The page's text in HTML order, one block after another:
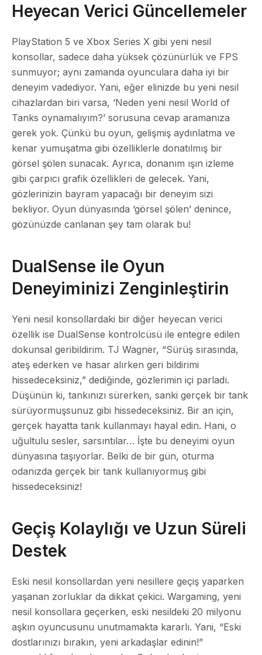
Heyecan Verici Güncellemeler
PlayStation 5 ve Xbox Series X gibi yeni nesil
konsollar, sadece daha yüksek çözünürlük ve FPS
sunmuyor; aynı zamanda oyunculara daha iyi bir
deneyim vadediyor. Yani, eğer elinizde bu yeni nesil
cihazlardan biri varsa, ‘Neden yeni nesil World of
Tanks oynamalıyım?’ sorusuna cevap aramanıza
gerek yok. Çünkü bu oyun, gelişmiş aydınlatma ve
kenar yumuşatma gibi özelliklerle donatılmış bir
görsel şölen sunacak. Ayrıca, donanım ışın izleme
gibi çarpıcı grafik özellikleri de gelecek. Yani,
gözlerinizin bayram yapacağı bir deneyim sizi
bekliyor. Oyun dünyasında ‘görsel şölen’ denince,
gözünüzde canlanan şey tam olarak bu!
DualSense ile Oyun
Deneyiminizi Zenginleştirin
Yeni nesil konsollardaki bir diğer heyecan verici
özellik ise DualSense kontrolcüsü ile entegre edilen
dokunsal geribildirim. TJ Wagner, “Sürüş sırasında,
ateş ederken ve hasar alırken geri bildirimi
hissedeceksiniz,” dediğinde, gözlerimin içi parladı.
Düşünün ki, tankınızı sürerken, sanki gerçek bir tank
sürüyormuşsunuz gibi hissedeceksiniz. Bir an için,
gerçek hayatta tank kullanmayı hayal edin. Hani, o
uğultulu sesler, sarsıntılar… İşte bu deneyimi oyun
dünyasına taşıyorlar. Belki de bir gün, oturma
odanızda gerçek bir tank kullanıyormuş gibi
hissedeceksiniz!
Geçiş Kolaylığı ve Uzun Süreli
Destek
Eski nesil konsollardan yeni nesillere geçiş yaparken
yaşanan zorluklar da dikkat çekici. Wargaming, yeni
nesil konsollara geçerken, eski nesildeki 20 milyonu
aşkın oyuncusunu unutmamakta kararlı. Yani, “Eski
dostlarınızı bırakın, yeni arkadaşlar edinin!”